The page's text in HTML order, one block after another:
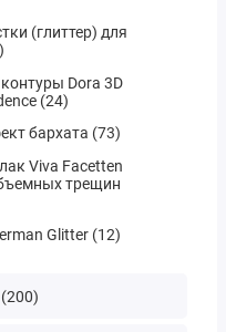
(глиттер) для
Dora 3D
(24)
бархата (73)
Viva Facetten
трещин
Glitter (12)